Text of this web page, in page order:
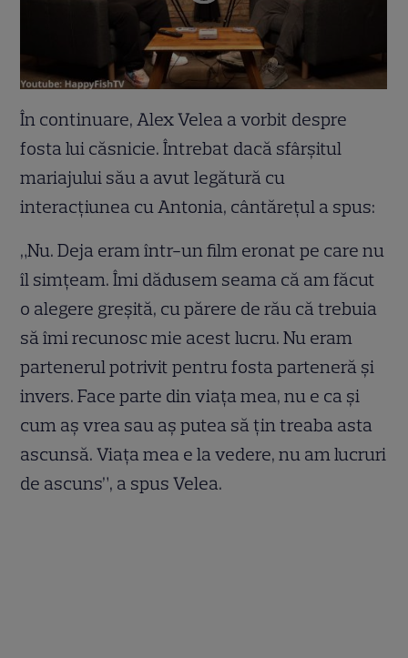
În continuare, Alex Velea a vorbit despre
fosta lui căsnicie. Întrebat dacă sfârșitul
mariajului său a avut legătură cu
interacțiunea cu Antonia, cântărețul a spus:
„Nu. Deja eram într-un film eronat pe care nu
îl simțeam. Îmi dădusem seama că am făcut
o alegere greșită, cu părere de rău că trebuia
să îmi recunosc mie acest lucru. Nu eram
partenerul potrivit pentru fosta parteneră și
invers. Face parte din viața mea, nu e ca și
cum aș vrea sau aș putea să țin treaba asta
ascunsă. Viața mea e la vedere, nu am lucruri
de ascuns”, a spus Velea.